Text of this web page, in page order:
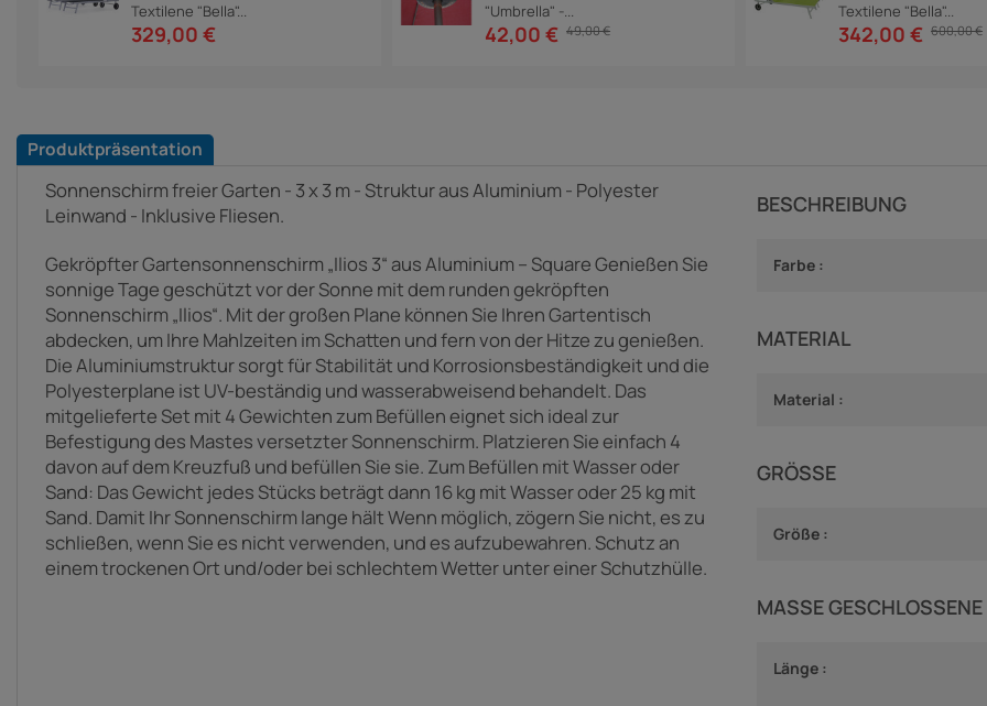
Textilene "Bella"...
329,00 €
"Umbrella" -...
42,00 € 49,00 €
Textilene "Bella"...
342,00 € 600,00 €
Produktpräsentation
Sonnenschirm freier Garten - 3 x 3 m - Struktur aus Aluminium - Polyester
Leinwand - Inklusive Fliesen.
Gekröpfter Gartensonnenschirm „Ilios 3“ aus Aluminium – Square Genießen Sie
sonnige Tage geschützt vor der Sonne mit dem runden gekröpften
Sonnenschirm „Ilios“. Mit der großen Plane können Sie Ihren Gartentisch
abdecken, um Ihre Mahlzeiten im Schatten und fern von der Hitze zu genießen.
Die Aluminiumstruktur sorgt für Stabilität und Korrosionsbeständigkeit und die
Polyesterplane ist UV-beständig und wasserabweisend behandelt. Das
mitgelieferte Set mit 4 Gewichten zum Befüllen eignet sich ideal zur
Befestigung des Mastes versetzter Sonnenschirm. Platzieren Sie einfach 4
davon auf dem Kreuzfuß und befüllen Sie sie. Zum Befüllen mit Wasser oder
Sand: Das Gewicht jedes Stücks beträgt dann 16 kg mit Wasser oder 25 kg mit
Sand. Damit Ihr Sonnenschirm lange hält Wenn möglich, zögern Sie nicht, es zu
schließen, wenn Sie es nicht verwenden, und es aufzubewahren. Schutz an
einem trockenen Ort und/oder bei schlechtem Wetter unter einer Schutzhülle.
BESCHREIBUNG
Farbe :
MATERIAL
Material :
GRÖSSE
Größe :
MASSE
Länge :